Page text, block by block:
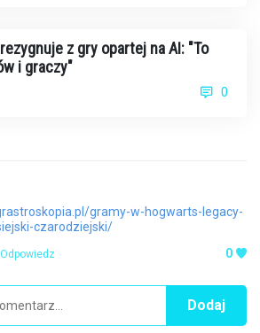
z gry opartej na AI: "To
i graczy"
0
gramy-w-hogwarts-legacy-
czarodziejski/
Odpowiedz 0
Dodaj